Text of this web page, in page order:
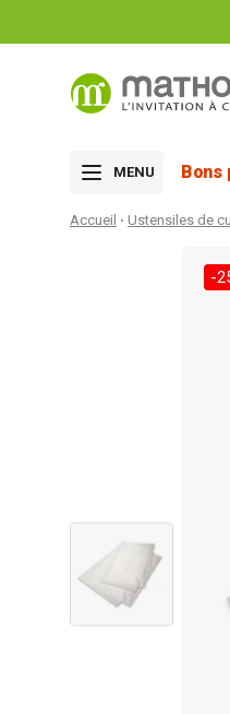
MENU Bons
Accueil Ustensiles de
-